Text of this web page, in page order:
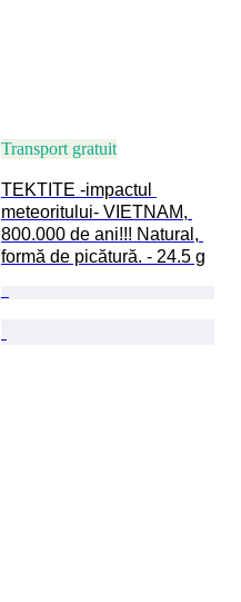
Transport gratuit
TEKTITE -impactul
meteoritului- VIETNAM,
800.000 de ani!!! Natural,
formă de picătură. - 24.5 g